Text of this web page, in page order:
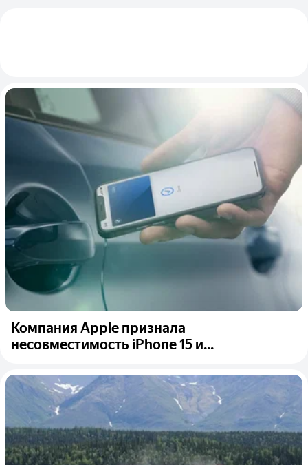
Компания Apple признала
несовместимость iPhone 15 и...